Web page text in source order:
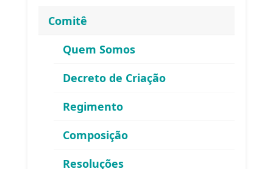
Comitê
Quem Somos
Decreto de Criação
Regimento
Composição
Resoluções